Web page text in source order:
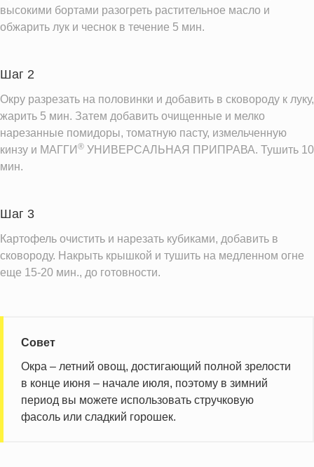
высокими бортами разогреть растительное масло и
обжарить лук и чеснок в течение 5 мин.
Шаг 2
Окру разрезать на половинки и добавить в сковороду к луку,
жарить 5 мин. Затем добавить очищенные и мелко
нарезанные помидоры, томатную пасту, измельченную
кинзу и МАГГИ ® УНИВЕРСАЛЬНАЯ ПРИПРАВА. Тушить 10
мин.
Шаг 3
Картофель очистить и нарезать кубиками, добавить в
сковороду. Накрыть крышкой и тушить на медленном огне
еще 15-20 мин., до готовности.
Совет
Окра – летний овощ, достигающий полной зрелости
в конце июня – начале июля, поэтому в зимний
период вы можете использовать стручковую
фасоль или сладкий горошек.